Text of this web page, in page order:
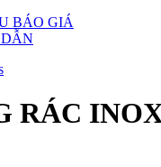
BÁO GIÁ
RÁC